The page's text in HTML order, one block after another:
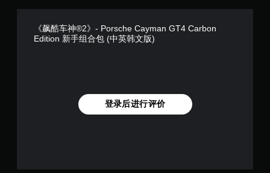
《飙酷车神®2》- Porsche Cayman GT4 Carbon
Edition 新手组合包 (中英韩文版)
登录后进行评价